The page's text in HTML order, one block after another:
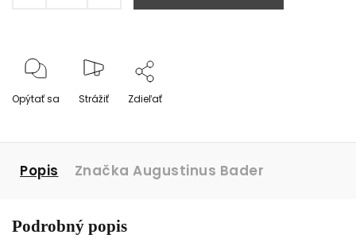
Opýtať sa Strážiť Zdieľať
Popis Značka Augustinus Bader
Podrobný popis